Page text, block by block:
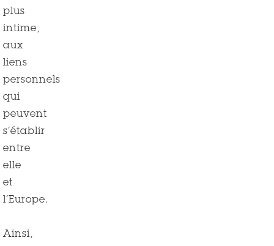
plus
intime,
aux
liens
personnels
qui
peuvent
s’établir
entre
elle
et
l’Europe.
Ainsi,